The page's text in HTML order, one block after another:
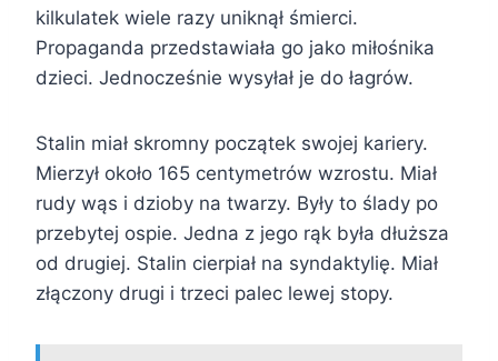
kilkulatek wiele razy uniknął śmierci.
Propaganda przedstawiała go jako miłośnika
dzieci. Jednocześnie wysyłał je do łagrów.
Stalin miał skromny początek swojej kariery.
Mierzył około 165 centymetrów wzrostu. Miał
rudy wąs i dzioby na twarzy. Były to ślady po
przebytej ospie. Jedna z jego rąk była dłuższa
od drugiej. Stalin cierpiał na syndaktylię. Miał
złączony drugi i trzeci palec lewej stopy.